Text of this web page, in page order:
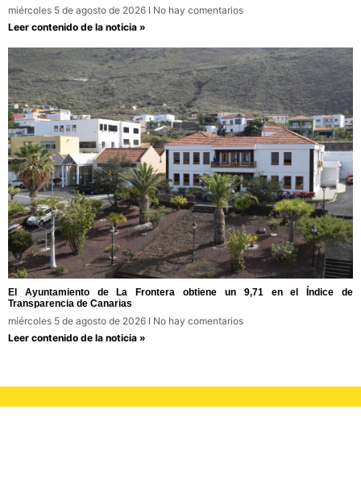
miércoles 5 de agosto de 2026
No hay comentarios
Leer contenido de la noticia »
El Ayuntamiento de La Frontera obtiene un 9,71 en el Índice de
Transparencia de Canarias
miércoles 5 de agosto de 2026
No hay comentarios
Leer contenido de la noticia »